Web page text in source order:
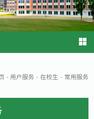
- 用户服务 - 在校生 - 常用服务